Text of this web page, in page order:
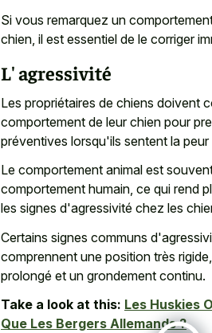
Si vous remarquez un
chien, il est essentiel de le corriger
L' agressivité
Les propriétaires de chiens doivent
comportement de leur chien pour
préventives lorsqu'ils sentent la
Le comportement animal est
comportement humain, ce qui rend
les signes d'agressivité chez les
Certains signes communs
comprennent une position très
prolongé et un grondement continu.
Take a look at this: Les Huskies
Que Les Bergers Allemands ?